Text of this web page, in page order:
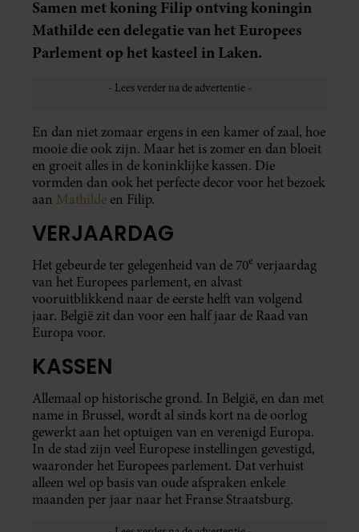
Samen met koning Filip ontving koningin
Mathilde een delegatie van het Europees
Parlement op het kasteel in Laken.
En dan niet zomaar ergens in een kamer of zaal, hoe
mooie die ook zijn. Maar het is zomer en dan bloeit
en groeit alles in de koninklijke kassen. Die
vormden dan ook het perfecte decor voor het bezoek
aan Mathilde en Filip.
VERJAARDAG
Het gebeurde ter gelegenheid van de 70e verjaardag
van het Europees parlement, en alvast
vooruitblikkend naar de eerste helft van volgend
jaar. België zit dan voor een half jaar de Raad van
Europa voor.
KASSEN
Allemaal op historische grond. In België, en dan met
name in Brussel, wordt al sinds kort na de oorlog
gewerkt aan het optuigen van en verenigd Europa.
In de stad zijn veel Europese instellingen gevestigd,
waaronder het Europees parlement. Dat verhuist
alleen wel op basis van oude afspraken enkele
maanden per jaar naar het Franse Straatsburg.